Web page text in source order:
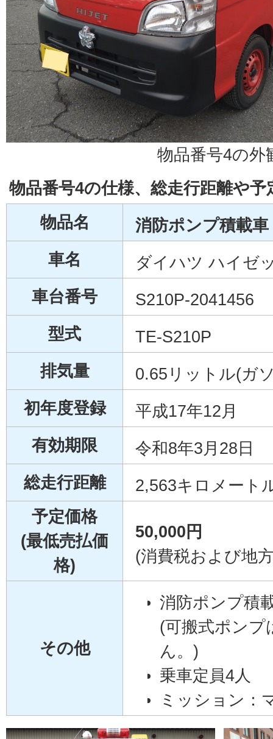
物品番号4の外
物品番号4の仕様、総走行距離や
物品名
消防ポンプ積載
車名
ダイハツ ハイゼ
車台番号
S210P-2041456
型式
TE-S210P
排気量
0.65リットル(ガ
初年度登録
平成17年12月
有効期限
令和8年3月28日
総走行距離
2,563キロメート
予定価格
(最低売払価
格)
50,000円
(消費税および地
その他
消防ポンプ積
(可搬式ポンプ
ん。)
乗車定員4人
ミッション：